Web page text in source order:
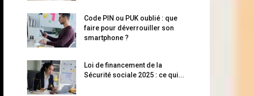
Code PIN ou PUK oublié : que
faire pour déverrouiller son
smartphone ?
Loi de financement de la
Sécurité sociale 2025 : ce qui...